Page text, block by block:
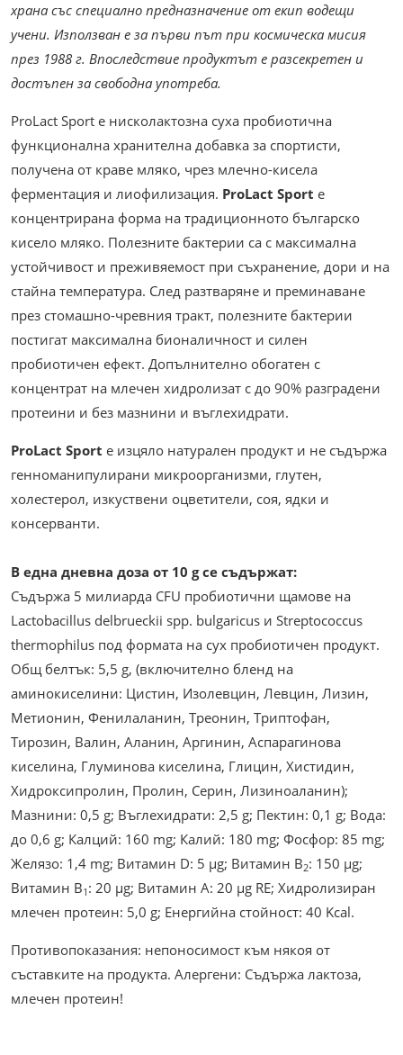
храна със специално предназначение от екип водещи
учени. Използван е за първи път при космическа мисия
през 1988 г. Впоследствие продуктът е разсекретен и
достъпен за свободна употреба.
ProLact Sport е нисколактозна суха пробиотична
функционална хранителна добавка за спортисти,
получена от краве мляко, чрез млечно-кисела
ферментация и лиофилизация. ProLact Sport е
концентрирана форма на традиционното българско
кисело мляко. Полезните бактерии са с максимална
устойчивост и преживяемост при съхранение, дори и на
стайна температура. След разтваряне и преминаване
през стомашно-чревния тракт, полезните бактерии
постигат максимална бионаличност и силен
пробиотичен ефект. Допълнително обогатен с
концентрат на млечен хидролизат с до 90% разградени
протеини и без мазнини и въглехидрати.
ProLact Sport е изцяло натурален продукт и не съдържа
генноманипулирани микроорганизми, глутен,
холестерол, изкуствени оцветители, соя, ядки и
консерванти.
В една дневна доза от 10 g се съдържат:
Съдържа 5 милиарда CFU пробиотични щамове на
Lactobacillus delbrueckii spp. bulgaricus и Streptococcus
thermophilus под формата на сух пробиотичен продукт.
Общ белтък: 5,5 g, (включително бленд на
аминокиселини: Цистин, Изолевцин, Левцин, Лизин,
Метионин, Фенилаланин, Треонин, Триптофан,
Тирозин, Валин, Аланин, Аргинин, Аспарагинова
киселина, Глуминова киселина, Глицин, Хистидин,
Хидроксипролин, Пролин, Серин, Лизиноаланин);
Мазнини: 0,5 g; Въглехидрати: 2,5 g; Пектин: 0,1 g; Вода:
до 0,6 g; Калций: 160 mg; Калий: 180 mg; Фосфор: 85 mg;
Желязо: 1,4 mg; Витамин D: 5 µg; Витамин В2: 150 µg;
Витамин В1 : 20 µg; Витамин А: 20 µg RE; Хидролизиран
млечен протеин: 5,0 g; Енергийна стойност: 40 Kcal.
Противопоказания: непоносимост към някоя от
съставките на продукта. Алергени: Съдържа лактоза,
млечен протеин!